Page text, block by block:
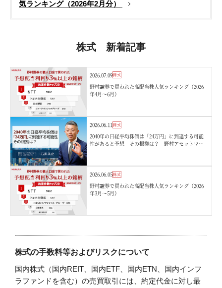
気ランキング（2026年2月分）
株式 新着記事
2026.07.09株式
野村證券で買われた高配当株人気ランキング（2026
年4月〜6月）
2026.06.11株式
2040年の日経平均株価は「24万円」に到達する可能
性があると予想 その根拠は？ 野村アセットマネ
2026.06.05株式
野村證券で買われた高配当株人気ランキング（2026
年3月〜5月）
株式の手数料等およびリスクについて
国内株式（国内REIT、国内ETF、国内ETN、国内インフ
ラファンドを含む）の売買取引には、約定代金に対し最